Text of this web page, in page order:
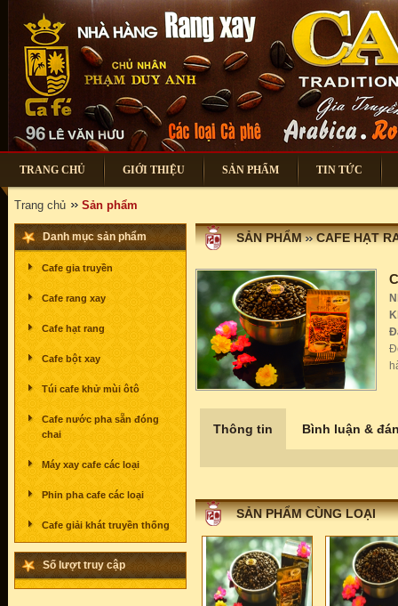
TRANG CHỦ GIỚI THIỆU SẢN PHẨM TIN TỨC
Trang chủ Sản phẩm
Danh mục sản phẩm
Cafe gia truyền
Cafe rang xay
Cafe hạt rang
Cafe bột xay
Túi cafe khử mùi ôtô
Cafe nước pha sẵn đóng
chai
Máy xay cafe các loại
Phin pha cafe các loại
Cafe giải khát truyền thống
Số lượt truy cập
SẢN PHẨM CAFE HẠT
Thông tin Bình luận &
SẢN PHẨM CÙNG LOẠI